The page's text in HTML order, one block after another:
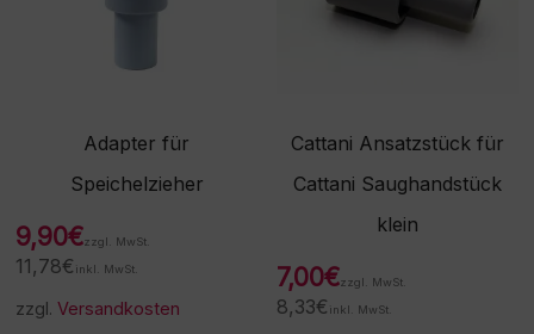
Adapter für
Speichelzieher
9,90€zzgl. MwSt.
11,78€ inkl. MwSt.
zzgl.Versandkosten
Cattani Ansatzstück für
Cattani Saughandstück
klein
7,00€zzgl. MwSt.
8,33€ inkl. MwSt.